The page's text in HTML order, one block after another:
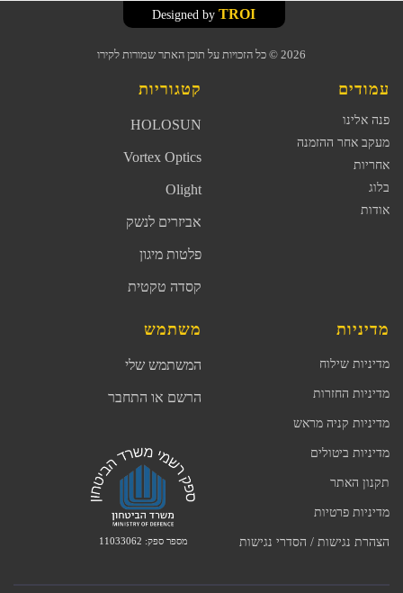
2026 © כל הזכויות על תוכן האתר שמורות לקירו
TROI
עמודים
פנה אלינו
מעקב אחר ההזמנה
אחריות
בלוג
אודות
קטגוריות
HOLOSUN
Vortex Optics
Olight
אביזרים לנשק
פלטות מיגון
קסדה טקטית
מדיניות
מדיניות שילוח
מדיניות החזרות
מדיניות קניה מראש
מדיניות ביטולים
תקנון האתר
מדיניות פרטיות
הצהרת נגישות / הסדרי נגישות
משתמש
המשתמש שלי
הרשם או התחבר
מספר ספק: 11033062